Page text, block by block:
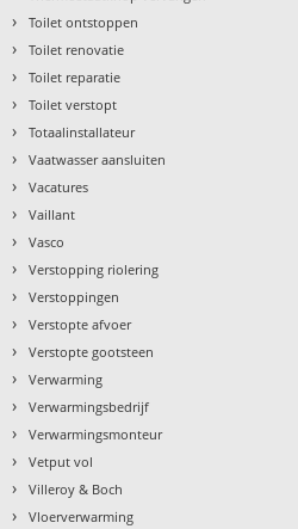
› Toilet ontstoppen
› Toilet renovatie
› Toilet reparatie
› Toilet verstopt
› Totaalinstallateur
› Vaatwasser aansluiten
› Vacatures
› Vaillant
› Vasco
› Verstopping riolering
› Verstoppingen
› Verstopte afvoer
› Verstopte gootsteen
› Verwarming
› Verwarmingsbedrijf
› Verwarmingsmonteur
› Vetput vol
› Villeroy & Boch
› Vloerverwarming